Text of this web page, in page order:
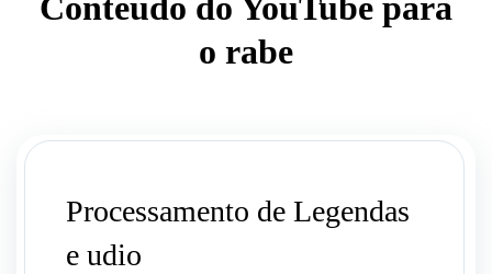
Conteúdo do YouTube para
o rabe
Processamento de Legendas
e udio